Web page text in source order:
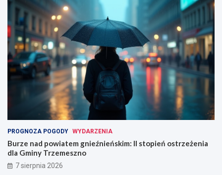
PROGNOZA POGODY WYDARZENIA
Burze nad powiatem gnieźnieńskim: II stopień ostrzeżenia
dla Gminy Trzemeszno
7 sierpnia 2026